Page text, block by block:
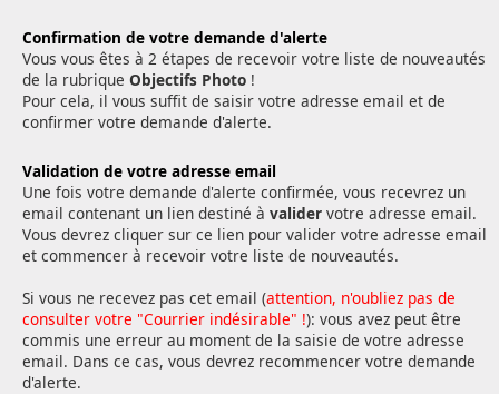
Confirmation de votre demande d'alerte
Vous vous êtes à 2 étapes de recevoir votre liste de nouveautés
de la rubrique Objectifs Photo !
Pour cela, il vous suffit de saisir votre adresse email et de
confirmer votre demande d'alerte.
Validation de votre adresse email
Une fois votre demande d'alerte confirmée, vous recevrez un
email contenant un lien destiné à valider votre adresse email.
Vous devrez cliquer sur ce lien pour valider votre adresse email
et commencer à recevoir votre liste de nouveautés.
Si vous ne recevez pas cet email (attention, n'oubliez pas de
consulter votre "Courrier indésirable" !): vous avez peut être
commis une erreur au moment de la saisie de votre adresse
email. Dans ce cas, vous devrez recommencer votre demande
d'alerte.